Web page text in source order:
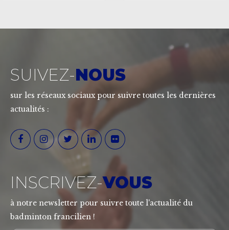
SUIVEZ-NOUS
sur les réseaux sociaux pour suivre toutes les dernières
actualités :
INSCRIVEZ-VOUS
à notre newsletter pour suivre toute l'actualité du
badminton francilien !